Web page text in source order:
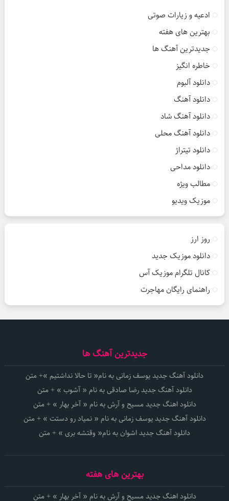
ادعیه و زیارات صوتی
بهترین های هفته
جدیدترین آهنگ ها
خاطره انگیز
دانلود آلبوم
دانلود آهنگ
دانلود آهنگ شاد
دانلود آهنگ محلی
دانلود تیتراژ
دانلود مداحی
مطالب ویژه
موزیک ویدیو
روز ارز
دانلود موزیک جدید
کانال تلگرام موزیک آس
راهنمای رایگان مهاجرت
جدیدترین آهنگ ها
دانلود آهنگ جدید یوسف زمانی به نام« تا حالا نداشتیم »+ متن
دانلود آهنگ جدید رضا صادقی به نام « آشوب » + متن
دانلود اهنگ جدید مسیح و آرش به نام « آخر بهار » + متن
دانلود آهنگ جدید یوسف زمانی به نام « نمیاد رو دستت » + متن
دانلود آهنگ جدید اشوان به نام« وقتشه بری » + متن
بهترین های هفته
دانلود اهنگ جدید مسیح و آرش به نام « آخر بهار » + متن